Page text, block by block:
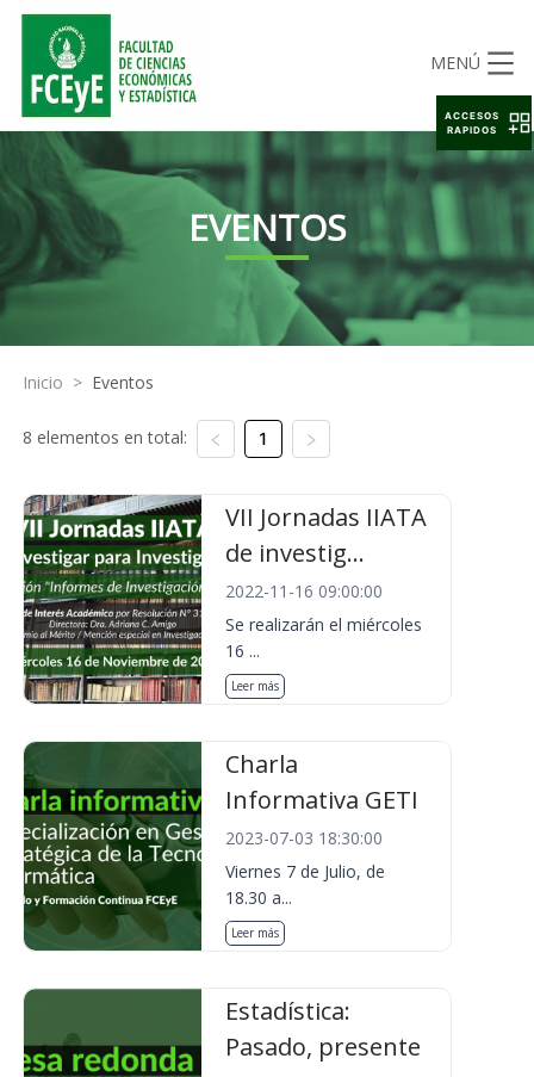
MENÚ
EVENTOS
Inicio > Eventos
8 elementos en total: 1
VII Jornadas IIATA
de investig...
2022-11-16 09:00:00
Se realizarán el miércoles
16 ...
Leer más
Charla
Informativa GETI
2023-07-03 18:30:00
Viernes 7 de Julio, de
18.30 a...
Leer más
Estadística:
Pasado, presente
ACCESOS
RAPIDOS